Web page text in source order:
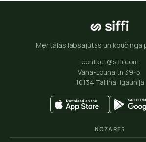
Mentālās labsajūtas un koučinga
contact@siffi.com
Vana-Lõuna tn 39-5,
10134 Tallina, Igaunija
NOZARES